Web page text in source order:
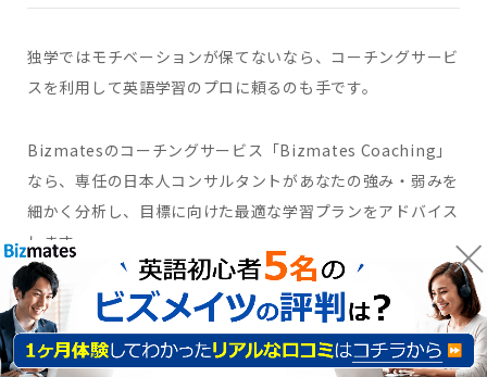
独学ではモチベーションが保てないなら、コーチングサービ
スを利用して英語学習のプロに頼るのも手です。
Bizmatesのコーチングサービス「Bizmates Coaching」
なら、専任の日本人コンサルタントがあなたの強み・弱みを
細かく分析し、目標に向けた最適な学習プランをアドバイス
します。
月4回（1回につき15分）のコンサルティングで定期的に
フォロー。